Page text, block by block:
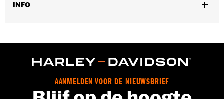
INFO
Collectie:Dominion
Per stuk verkocht:Elk
In de doos:Rempedaalrubber, bronzen afwerkstuk en
AANMELDEN VOOR DE NIEUWSBRIEF